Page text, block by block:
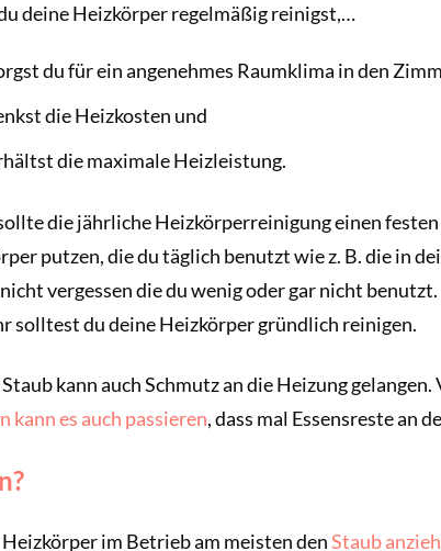
deine Heizkörper regelmäßig reinigst,…
du für ein angenehmes Raumklima in den
die Heizkosten und
die maximale Heizleistung.
die jährliche Heizkörperreinigung einen
putzen, die du täglich benutzt wie z. B. die in
vergessen die du wenig oder gar nicht
solltest du deine Heizkörper gründlich reinigen.
kann auch Schmutz an die Heizung
kann es auch passieren, dass mal Essensreste an
im Betrieb am meisten denStaub